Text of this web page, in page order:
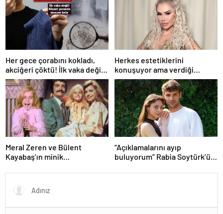
Her gece çorabını kokladı,
akciğeri çöktü! İlk vaka değil:
‘Klozet yanında masum kalır’
Herkes estetiklerini
konuşuyor ama verdiği
kiloları kimse görmüyor…
Şarkıcı Ceylan sitem etti!
Meral Zeren ve Bülent
Kayabaş’ın minik
ismini tanıdınız mı?
“Açıklamalarını ayıp
buluyorum” Rabia Soytürk’ün
tokat gibi cevap!